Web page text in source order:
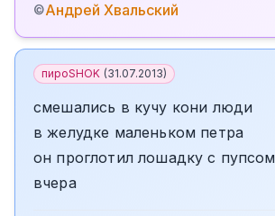
©Андрей Хвальский
пироSHOK (31.07.2013)
смешались в кучу кони люди
в желудке маленьком петра
он проглотил лошадку с пупсом
вчера